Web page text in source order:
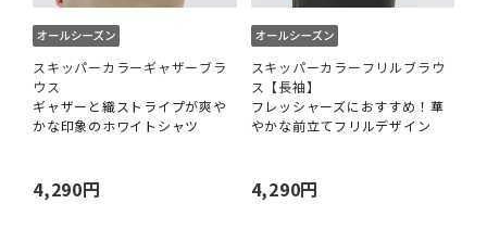
スキッパーカラーギャザーブラ
ウス
ギャザーと織ストライプが爽や
かな印象のホワイトシャツ
4,290円
スキッパーカラーフリルブラウ
ス【長袖】
フレッシャーズにおすすめ！華
やかな前立てフリルデザイン
4,290円